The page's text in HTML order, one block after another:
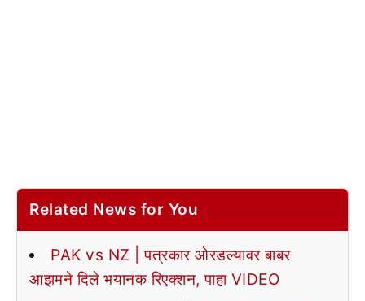
Related News for You
PAK vs NZ | पत्रकार ओरडल्यावर बाबर
आझमने दिले भयानक रिएक्शन, पाहा VIDEO